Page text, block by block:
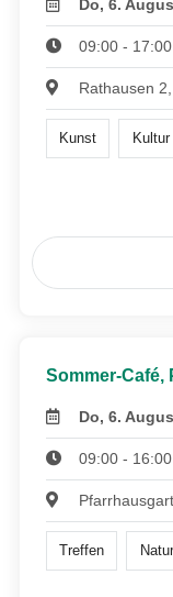
Do, 6.
09:00 -
Rathausen
Kunst Kultur
Sommer-Café,
Do, 6.
09:00 -
Treffen Natur